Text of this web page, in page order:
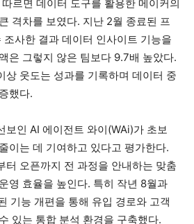
르면 데이터 도구를 활용한 메이커의
격차를 보였다. 지난 2월 종료된 프
사한 결과 데이터 인사이트 기능을
은 그렇지 않은 팀보다 9.7배 높았다.
상 웃도는 성과를 기록하며 데이터 중
했다.
보인 AI 에이전트 와이(WAi)가 초보
이는 데 기여하고 있다고 평가한다.
터 오픈까지 전 과정을 안내하는 맞춤
영 효율을 높인다. 특히 작년 8월과
기능 개편을 통해 유입 경로와 고객
있는 통합 분석 환경을 구축했다.